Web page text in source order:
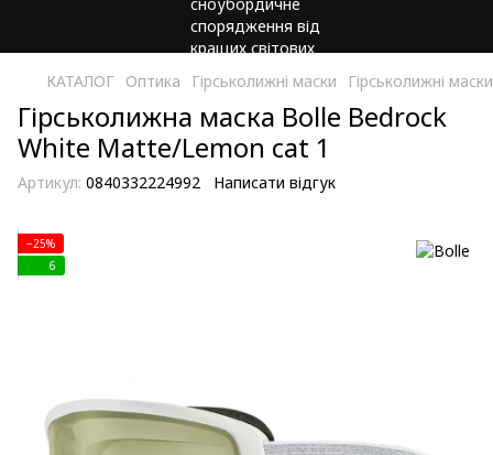
КАТАЛОГ Оптика Гірськолижні маски Гірськолижні
Гірськолижна маска Bolle Bedrock
White Matte/Lemon cat 1
Артикул: 0840332224992 Написати відгук
−25%
6